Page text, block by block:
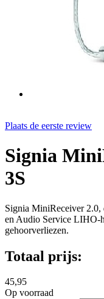
Plaats de eerste review
Signia
3S
Signia MiniReceiver 2.0,
en Audio Service LIHO-
gehoorverliezen.
Totaal prijs:
45,95
Op voorraad